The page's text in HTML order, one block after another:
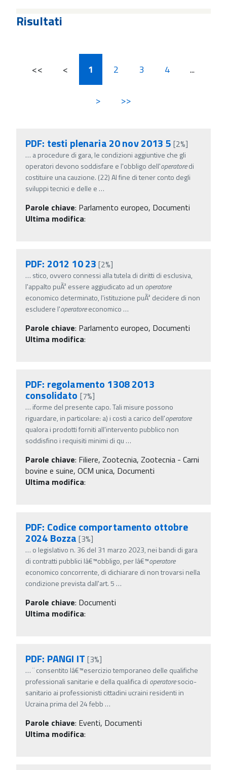
Risultati
<< < 1 2 3 4 ...
> >>
PDF: testi plenaria 20 nov 2013 5 [2%]
… a procedure di gara, le condizioni aggiuntive che gli
operatori devono soddisfare e l'obbligo dell'operatoredi
costituire una cauzione. (22) Al fine di tener conto degli
sviluppi tecnici e delle e …
Parole chiave: Parlamento europeo, Documenti
Ultima modifica:
PDF: 2012 10 23 [2%]
… stico, ovvero connessi alla tutela di diritti di esclusiva,
l'appalto puÃ² essere aggiudicato ad un operatore
economico determinato, l'istituzione puÃ² decidere di non
escludere l'operatoreeconomico …
Parole chiave: Parlamento europeo, Documenti
Ultima modifica:
PDF: regolamento 1308 2013
consolidato [7%]
… iforme del presente capo. Tali misure possono
riguardare, in particolare: a) i costi a carico dell'operatore
qualora i prodotti forniti all'intervento pubblico non
soddisfino i requisiti minimi di qu …
Parole chiave: Filiere, Zootecnia, Zootecnia - Carni
bovine e suine, OCM unica, Documenti
Ultima modifica:
PDF: Codice comportamento ottobre
2024 Bozza [3%]
… o legislativo n. 36 del 31 marzo 2023, nei bandi di gara
di contratti pubblici lâ€™obbligo, per lâ€™operatore
economico concorrente, di dichiarare di non trovarsi nella
condizione prevista dall'art. 5 …
Parole chiave: Documenti
Ultima modifica:
PDF: PANGI IT [3%]
…¨ consentito lâ€™esercizio temporaneo delle qualifiche
professionali sanitarie e della qualifica di operatoresocio-
sanitario ai professionisti cittadini ucraini residenti in
Ucraina prima del 24 febb …
Parole chiave: Eventi, Documenti
Ultima modifica: